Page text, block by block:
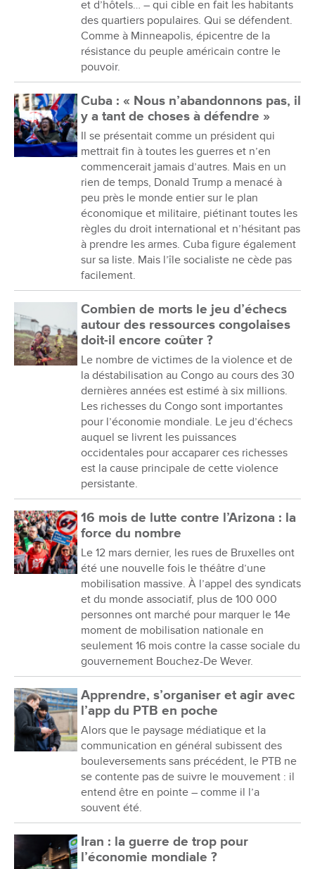
et d’hôtels… – qui cible en fait les habitants
des quartiers populaires. Qui se défendent.
Comme à Minneapolis, épicentre de la
résistance du peuple américain contre le
pouvoir.
Cuba : « Nous n’abandonnons pas, il
y a tant de choses à défendre »
Il se présentait comme un président qui
mettrait fin à toutes les guerres et n’en
commencerait jamais d’autres. Mais en un
rien de temps, Donald Trump a menacé à
peu près le monde entier sur le plan
économique et militaire, piétinant toutes les
règles du droit international et n’hésitant pas
à prendre les armes. Cuba figure également
sur sa liste. Mais l’île socialiste ne cède pas
facilement.
Combien de morts le jeu d’échecs
autour des ressources congolaises
doit-il encore coûter ?
Le nombre de victimes de la violence et de
la déstabilisation au Congo au cours des 30
dernières années est estimé à six millions.
Les richesses du Congo sont importantes
pour l’économie mondiale. Le jeu d’échecs
auquel se livrent les puissances
occidentales pour accaparer ces richesses
est la cause principale de cette violence
persistante.
16 mois de lutte contre l’Arizona : la
force du nombre
Le 12 mars dernier, les rues de Bruxelles ont
été une nouvelle fois le théâtre d’une
mobilisation massive. À l’appel des syndicats
et du monde associatif, plus de 100 000
personnes ont marché pour marquer le 14e
moment de mobilisation nationale en
seulement 16 mois contre la casse sociale du
gouvernement Bouchez-De Wever.
Apprendre, s’organiser et agir avec
l’app du PTB en poche
Alors que le paysage médiatique et la
communication en général subissent des
bouleversements sans précédent, le PTB ne
se contente pas de suivre le mouvement : il
entend être en pointe – comme il l’a
souvent été.
Iran : la guerre de trop pour
l’économie mondiale ?